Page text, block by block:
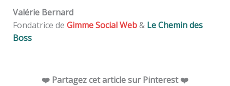
Valérie Bernard
Fondatrice de Gimme Social Web& Le Chemin des
Boss
❤️ Partagez cet article sur Pinterest ❤️